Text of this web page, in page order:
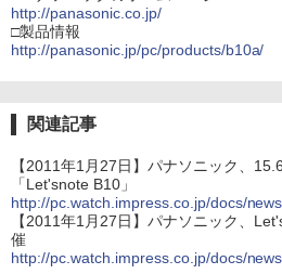
http://panasonic.co.jp/
□製品情報
http://panasonic.jp/pc/products/b10a/
関連記事
【2011年1月27日】パナソニック、
「Let'snote B10」
http://pc.watch.impress.co.jp/docs/
【2011年1月27日】パナソニック、
催
http://pc.watch.impress.co.jp/docs/